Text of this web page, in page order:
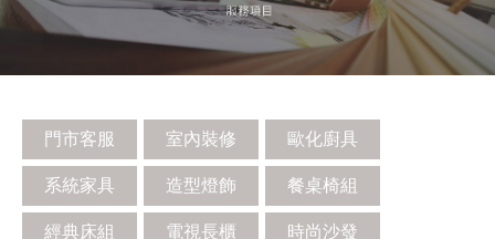
門市客服 室內裝修 歐化廚具
系統家具 造型燈飾 餐桌椅組
經典床組 電視長櫃 時尚沙發